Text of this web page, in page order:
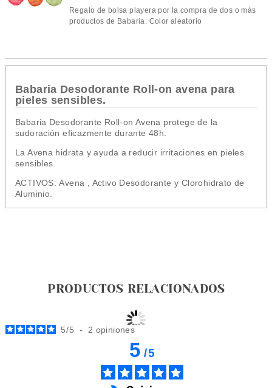
Regalo de bolsa playera por la compra de dos o más
productos de Babaria. Color aleatorio
Babaria Desodorante Roll-on avena para
pieles sensibles.
Babaria Desodorante Roll-on Avena protege de la
sudoración eficazmente durante 48h.
La Avena hidrata yayuda a reducir irritaciones en pieles
sensibles.
ACTIVOS: Avena , Activo Desodorante y Clorohidrato de
Aluminio.
PRODUCTOS RELACIONADOS
5/5 - 2 opiniones
5/5